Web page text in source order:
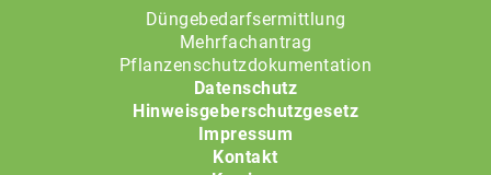
Düngebedarfsermittlung
Mehrfachantrag
Pflanzenschutzdokumentation
Datenschutz
Hinweisgeberschutzgesetz
Impressum
Kontakt